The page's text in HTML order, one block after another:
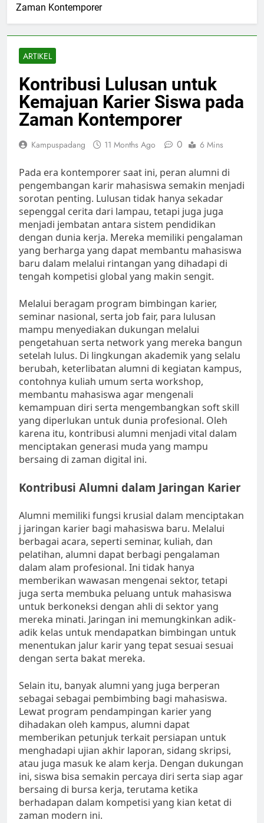
Zaman Kontemporer
ARTIKEL
Kontribusi Lulusan untuk
Kemajuan Karier Siswa pada
Zaman Kontemporer
Kampuspadang 11 Months Ago 0 6 Mins
Pada era kontemporer saat ini, peran alumni di
pengembangan karir mahasiswa semakin menjadi
sorotan penting. Lulusan tidak hanya sekadar
sepenggal cerita dari lampau, tetapi juga juga
menjadi jembatan antara sistem pendidikan
dengan dunia kerja. Mereka memiliki pengalaman
yang berharga yang dapat membantu mahasiswa
baru dalam melalui rintangan yang dihadapi di
tengah kompetisi global yang makin sengit.
Melalui beragam program bimbingan karier,
seminar nasional, serta job fair, para lulusan
mampu menyediakan dukungan melalui
pengetahuan serta network yang mereka bangun
setelah lulus. Di lingkungan akademik yang selalu
berubah, keterlibatan alumni di kegiatan kampus,
contohnya kuliah umum serta workshop,
membantu mahasiswa agar mengenali
kemampuan diri serta mengembangkan soft skill
yang diperlukan untuk dunia profesional. Oleh
karena itu, kontribusi alumni menjadi vital dalam
menciptakan generasi muda yang mampu
bersaing di zaman digital ini.
Kontribusi Alumni dalam Jaringan Karier
Alumni memiliki fungsi krusial dalam menciptakan
j jaringan karier bagi mahasiswa baru. Melalui
berbagai acara, seperti seminar, kuliah, dan
pelatihan, alumni dapat berbagi pengalaman
dalam alam profesional. Ini tidak hanya
memberikan wawasan mengenai sektor, tetapi
juga serta membuka peluang untuk mahasiswa
untuk berkoneksi dengan ahli di sektor yang
mereka minati. Jaringan ini memungkinkan adik-
adik kelas untuk mendapatkan bimbingan untuk
menentukan jalur karir yang tepat sesuai sesuai
dengan serta bakat mereka.
Selain itu, banyak alumni yang juga berperan
sebagai sebagai pembimbing bagi mahasiswa.
Lewat program pendampingan karier yang
dihadakan oleh kampus, alumni dapat
memberikan petunjuk terkait persiapan untuk
menghadapi ujian akhir laporan, sidang skripsi,
atau juga masuk ke alam kerja. Dengan dukungan
ini, siswa bisa semakin percaya diri serta siap agar
bersaing di bursa kerja, terutama ketika
berhadapan dalam kompetisi yang kian ketat di
zaman modern ini.